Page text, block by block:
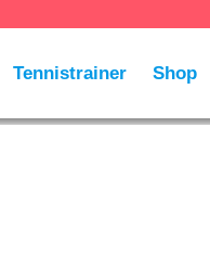
Tennistrainer Shop